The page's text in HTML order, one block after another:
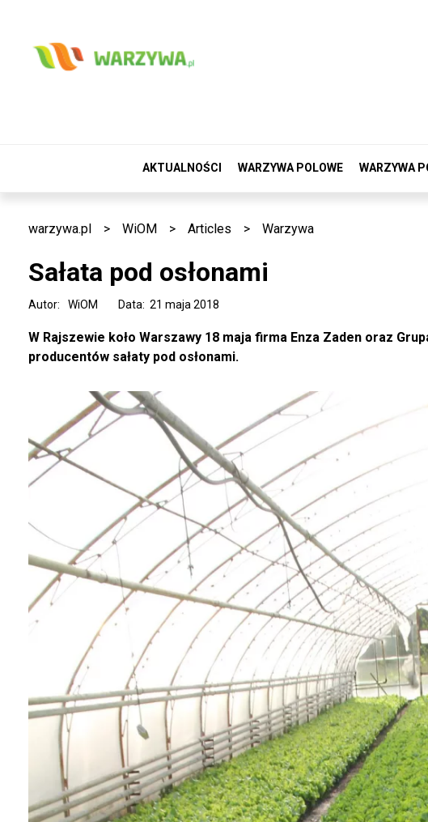
AKTUALNOŚCI WARZYWA POLOWE WARZYWA
warzywa.pl > WiOM > Articles > Warzywa
Sałata pod osłonami
Data: 21 maja 2018
Autor: WiOM
W Rajszewie koło Warszawy 18 maja firma Enza Zaden oraz
producentów sałaty pod osłonami.